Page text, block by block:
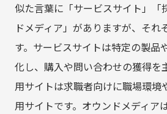
似た言葉に「サービスサイト」「
ドメディア」がありますが、それ
す。サービスサイトは特定の製品
化し、購入や問い合わせの獲得を
用サイトは求職者向けに職場環境
用サイトです。オウンドメディア